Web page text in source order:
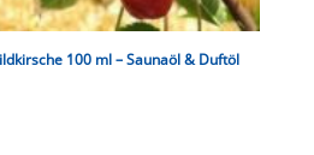
100 ml – Saunaöl & Duftöl